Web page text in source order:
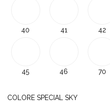
40 41 42
45 46 70
COLORE SPECIAL SKY